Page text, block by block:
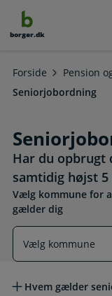
borger.dk
Forside Pension
Seniorjobordning
Har du opbrugt
samtidig højst
Vælg kommune for
gælder dig
Hvem gælder